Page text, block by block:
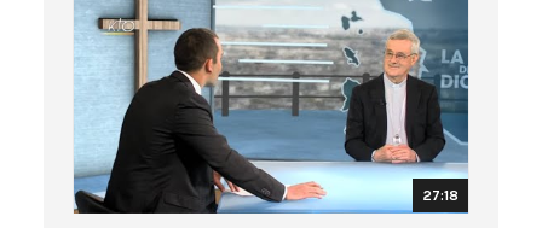
27:18